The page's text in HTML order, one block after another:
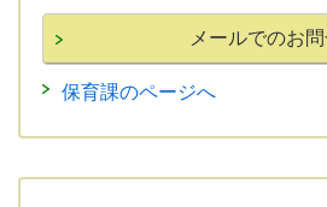
保育課のページへ